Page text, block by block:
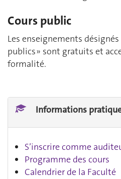
Cours public
Les enseignements
publics » sont gratuits et
formalité.
Informations
S’inscrire comme
Programme des cours
Calendrier de la Faculté